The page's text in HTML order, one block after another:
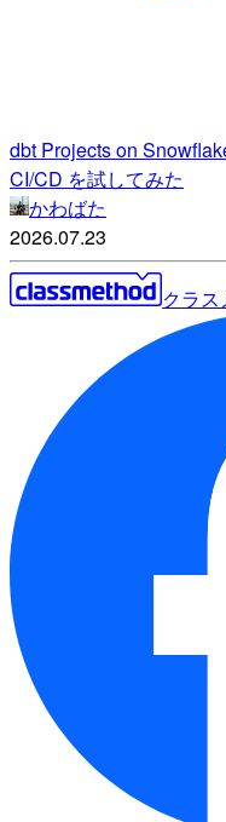
dbt Projects on
CI/CD を試してみた
かわばた
2026.07.23
クラ